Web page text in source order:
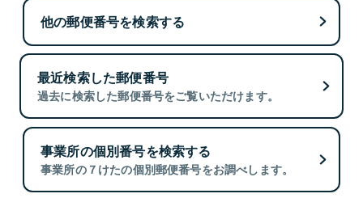
他の郵便番号を検索する
最近検索した郵便番号
過去に検索した郵便番号をご覧いただけます。
事業所の個別番号を検索する
事業所の７けたの個別郵便番号をお調べします。